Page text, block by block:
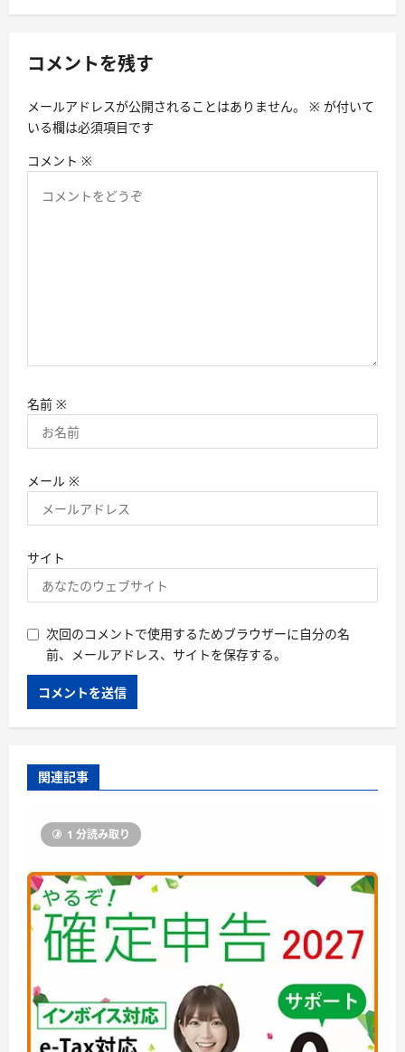
ー
ョ
コメントを残す
メールアドレスが公開されることはありません。 ※ が付いて
いる欄は必須項目です
コメント ※
名前 ※
メール ※
サイト
次回のコメントで使用するためブラウザーに自分の名
前、メールアドレス、サイトを保存する。
関連記事
1 分読み取り